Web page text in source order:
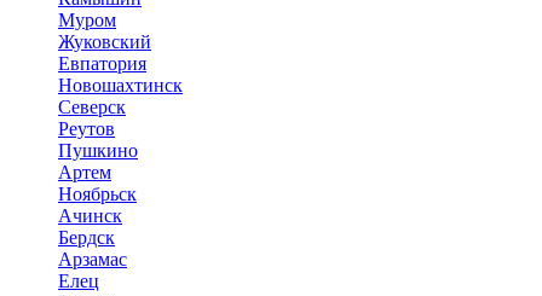
Муром
Жуковский
Евпатория
Новошахтинск
Северск
Реутов
Пушкино
Артем
Ноябрьск
Ачинск
Бердск
Арзамас
Елец